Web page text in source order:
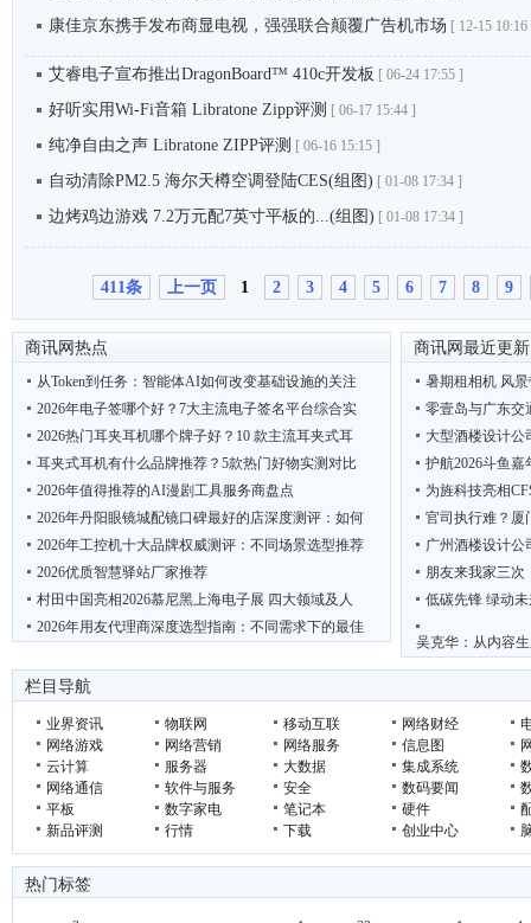
康佳京东携手发布商显电视，强强联合颠覆广告机市场 [ 12-15 10:16
艾睿电子宣布推出DragonBoard™ 410c开发板 [ 06-24 17:55 ]
好听实用Wi-Fi音箱 Libratone Zipp评测 [ 06-17 15:44 ]
纯净自由之声 Libratone ZIPP评测 [ 06-16 15:15 ]
自动清除PM2.5 海尔天樽空调登陆CES(组图) [ 01-08 17:34 ]
边烤鸡边游戏 7.2万元配7英寸平板的...(组图) [ 01-08 17:34 ]
411条 上一页 1 2 3 4 5 6 7 8 9
商讯网热点
从Token到任务：智能体AI如何改变基础设施的关注
2026年电子签哪个好？7大主流电子签名平台综合实
2026热门耳夹耳机哪个牌子好？10 款主流耳夹式耳
耳夹式耳机有什么品牌推荐？5款热门好物实测对比
2026年值得推荐的AI漫剧工具服务商盘点
2026年丹阳眼镜城配镜口碑最好的店深度测评：如何
2026年工控机十大品牌权威测评：不同场景选型推荐
2026优质智慧驿站厂家推荐
村田中国亮相2026慕尼黑上海电子展 四大领域及人
2026年用友代理商深度选型指南：不同需求下的最佳
商讯网最近更新
暑期租相机 风
零壹岛与广东交
大型酒楼设计公
护航2026斗鱼
为旌科技亮相
官司执行难？厦
广州酒楼设计公
朋友来我家三次
低碳先锋 绿动
吴克华：从内容
栏目导航
业界资讯 物联网 移动互联 网络财经
网络游戏
网络营销 网络服务 信息图
云计算
服务器 大数据 集成系统
网络通信
软件与服务 安全 数码要闻
平板
数字家电 笔记本 硬件
新品评测
行情 下载 创业中心
热门标签